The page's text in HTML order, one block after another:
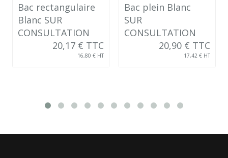
Bac rectangulaire
Blanc SUR
CONSULTATION
20,17 € TTC
16,80 € HT
Bac plein Blanc
SUR
CONSULTATION
20,90 € TTC
17,42 € HT